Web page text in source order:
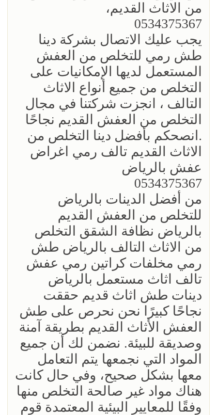
من الاثاث القديم،
0534375367
يجب عليك الاتصال بشركة دينا
طش رمي للتخلص من العفش
المستعمل لديها الإمكانيات على
التخلص من جميع أنواع الاثاث
التالف ، انجزت شركتنا في مجال
التخلص من العفش القديم نجاحًا
.‏انصحكم بأفضل دينا التخلص من
الاثاث القديم تالف رمي اغراض
عفش بالرياض
0534375367
من أفضل الدينات بالرياض
للتخلص من العفش القديم
بالرياض نظافة الشقق التخلص
من الاثاث التالف بالرياض طش
رمي مخلفات كراتين رمي عفش
تالف اثاث مستعمل بالرياض
دينات طش اثاث قديم حققت
نجاحًا كبيرًا نحن نحرص على طش
العفش الأثاث القديم بطريقة آمنة
وصديقة للبيئة. نضمن لك أن جميع
المواد التي نجمعها يتم التعامل
معها بشكل صحيح، وفي حال كانت
هناك مواد غير صالحة التخلص منها
وفقًا للمعايير البيئية المعتمدة قوم